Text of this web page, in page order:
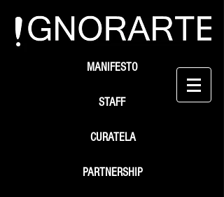
STAFF
MANIFESTO
PARTNERSHIP
CURATELA